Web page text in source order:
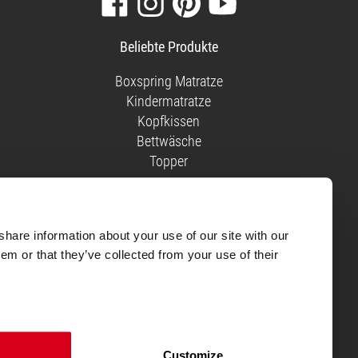
information about your use of our site with our
or that they’ve collected from your use of their
Customize
Sie
unsere
Seite
Sie
uns
Instagram
Sie
uns
Pinterest
Beliebte Produkte
Boxspring Matratze
Kindermatratze
Kopfkissen
Bettwäsche
Topper